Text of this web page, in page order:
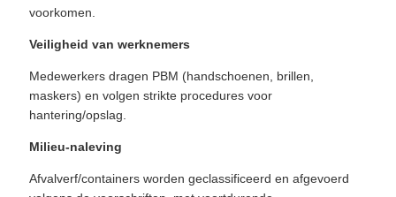
voorkomen.
Veiligheid van werknemers
Medewerkers dragen PBM (handschoenen, brillen,
maskers) en volgen strikte procedures voor
hantering/opslag.
Milieu-naleving
Afvalverf/containers worden geclassificeerd en afgevoerd